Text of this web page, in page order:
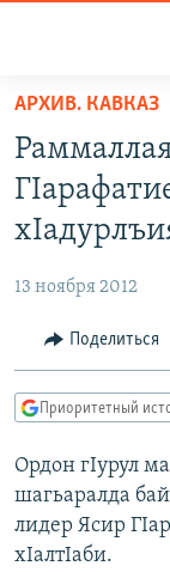
доступа
Вернуться
основному
Вернутся
Вернутся
поиску
ПОДКАСТЫ
АВТОРСКИЕ
МНЕНИЯ
КУЛЬТУРА
СЕВЕР.РЕАЛИИ
РАСПИСАНИЕ
АРХИВ. КАВКАЗ
13 ноября 2012
Поделиться
Приоритетный
Ордон гIурул
шагьаралда
лидер Ясир
хIалтIаби.